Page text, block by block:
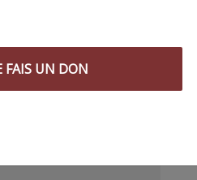
et de
du temps et de
quand on refuse
FAIS UN DON